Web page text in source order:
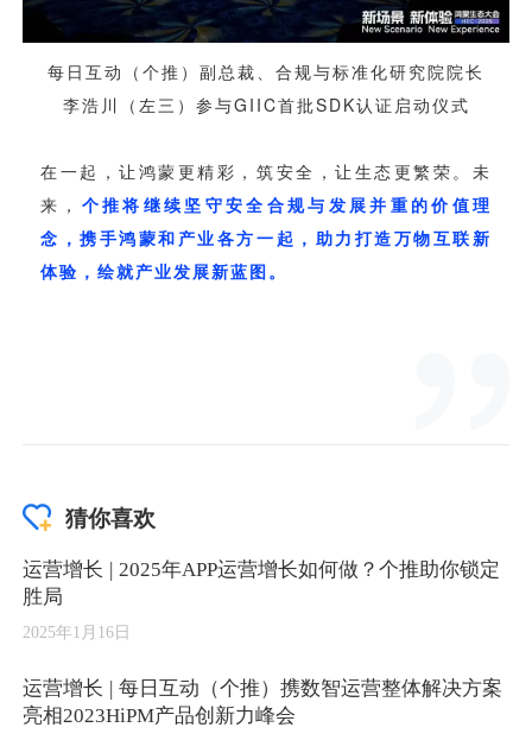
猜你喜欢
运营增长 | 2025年APP运营增长如何做？个推助你锁定
胜局
2025年1月16日
运营增长 | 每日互动（个推）携数智运营整体解决方案
亮相2023HiPM产品创新力峰会